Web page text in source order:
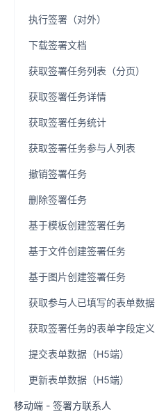
执行签署（对外）
下载签署文档
获取签署任务列表（分页）
获取签署任务详情
获取签署任务统计
获取签署任务参与人列表
撤销签署任务
删除签署任务
基于模板创建签署任务
基于文件创建签署任务
基于图片创建签署任务
获取参与人已填写的表单数据
获取签署任务的表单字段定义
提交表单数据（H5端）
更新表单数据（H5端）
移动端 - 签署方联系人